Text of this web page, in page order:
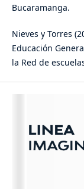
Bucaramanga.
Nieves y Torres
Educación
la Red de